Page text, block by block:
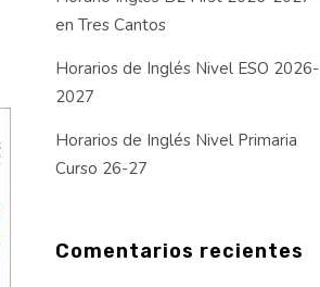
en Tres Cantos
Horarios de Inglés Nivel ESO 2026-
2027
Horarios de Inglés Nivel Primaria
Curso 26-27
Comentarios recientes